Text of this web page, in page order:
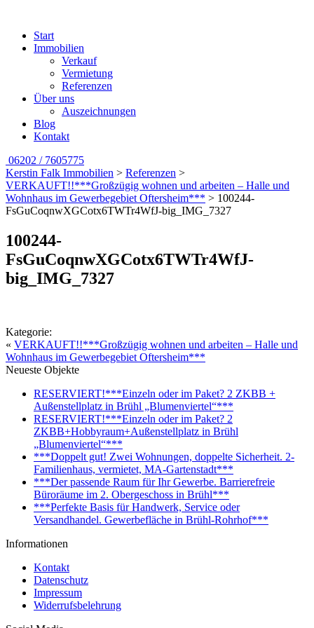
Start
Immobilien
Verkauf
Vermietung
Referenzen
Über uns
Auszeichnungen
Blog
Kontakt
06202 / 7605775
Kerstin Falk Immobilien > Referenzen >
VERKAUFT!!***Großzügig wohnen und arbeiten – Halle und
Wohnhaus im Gewerbegebiet Oftersheim*** > 100244-
FsGuCoqnwXGCotx6TWTr4WfJ-big_IMG_7327
100244-
FsGuCoqnwXGCotx6TWTr4WfJ-
big_IMG_7327
Kategorie:
« VERKAUFT!!***Großzügig wohnen und arbeiten – Halle und
Wohnhaus im Gewerbegebiet Oftersheim***
Neueste Objekte
RESERVIERT!***Einzeln oder im Paket? 2 ZKBB +
Außenstellplatz in Brühl „Blumenviertel“***
RESERVIERT!***Einzeln oder im Paket? 2
ZKBB+Hobbyraum+Außenstellplatz in Brühl
„Blumenviertel“***
***Doppelt gut! Zwei Wohnungen, doppelte Sicherheit. 2-
Familienhaus, vermietet, MA-Gartenstadt***
***Der passende Raum für Ihr Gewerbe. Barrierefreie
Büroräume im 2. Obergeschoss in Brühl***
***Perfekte Basis für Handwerk, Service oder
Versandhandel. Gewerbefläche in Brühl-Rohrhof***
Informationen
Kontakt
Datenschutz
Impressum
Widerrufsbelehrung